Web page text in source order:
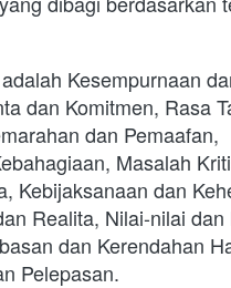
Kesempurnaan
dan Komitmen, Rasa
dan Pemaafan,
Masalah
Kebijaksanaan dan
Realita, Nilai-nilai dan
dan Kerendahan
Pelepasan.